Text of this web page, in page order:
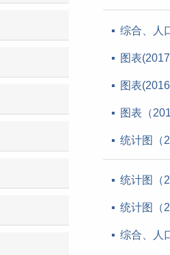
综合、人
图表
图表
图表（
统计图（
统计图（
统计图（
综合、人